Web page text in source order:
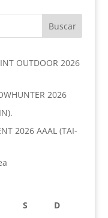
OUTDOOR 2026
2026
2026 AAAL (TAI-
S
D